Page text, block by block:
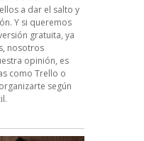
a dar el salto y
Y si queremos
gratuita, ya
nosotros
opinión, es
como Trello o
según